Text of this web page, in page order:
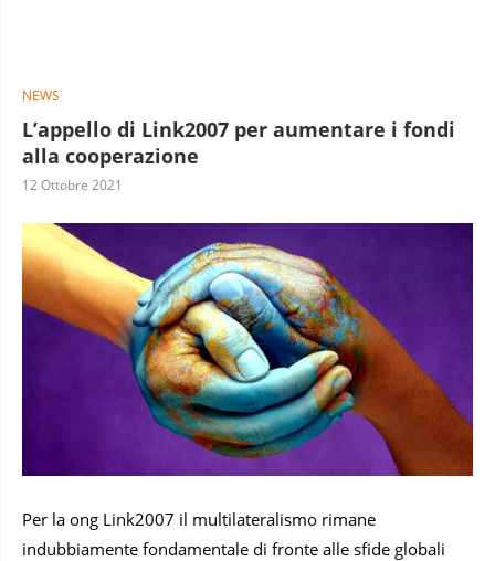
NEWS
L’appello di Link2007 per aumentare i fondi
alla cooperazione
12 Ottobre 2021
Per la ong Link2007 il multilateralismo rimane
indubbiamente fondamentale di fronte alle sfide globali